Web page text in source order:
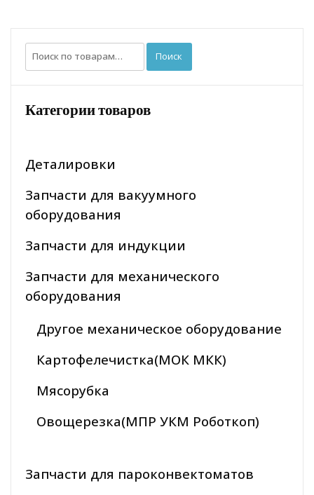
Искать: Поиск
Категории товаров
Деталировки
Запчасти для вакуумного
оборудования
Запчасти для индукции
Запчасти для механического
оборудования
Другое механическое оборудование
Картофелечистка(МОК МКК)
Мясорубка
Овощерезка(МПР УКМ Роботкоп)
Запчасти для пароконвектоматов